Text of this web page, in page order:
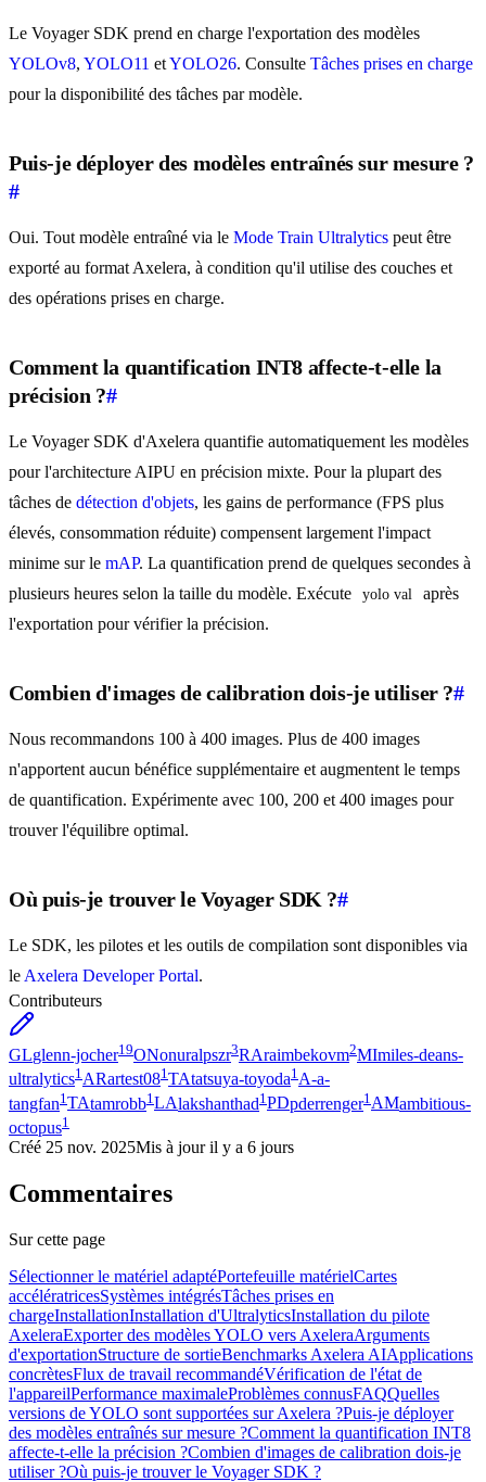
Le Voyager SDK prend en charge l'exportation des modèles
YOLOv8, YOLO11 etYOLO26. Consulte Tâches prises en charge
pour la disponibilité des tâches par modèle.
Puis-je déployer des modèles entraînés sur mesure ?
#
Oui. Tout modèle entraîné via le Mode Train Ultralytics peut être
exporté au format Axelera, à condition qu'il utilise des couches et
des opérations prises en charge.
Comment la quantification INT8 affecte-t-elle la
précision ?#
Le Voyager SDK d'Axelera quantifie automatiquement les modèles
pour l'architecture AIPU en précision mixte. Pour la plupart des
tâches de détection d'objets, les gains de performance (FPS plus
élevés, consommation réduite) compensent largement l'impact
minime sur le mAP. La quantification prend de quelques secondes à
plusieurs heures selon la taille du modèle. Exécute
yolo val
après
l'exportation pour vérifier la précision.
Combien d'images de calibration dois-je utiliser ?#
Nous recommandons 100 à 400 images. Plus de 400 images
n'apportent aucun bénéfice supplémentaire et augmentent le temps
de quantification. Expérimente avec 100, 200 et 400 images pour
trouver l'équilibre optimal.
Où puis-je trouver le Voyager SDK ?#
Le SDK, les pilotes et les outils de compilation sont disponibles via
le Axelera Developer Portal.
Contributeurs
GLglenn-jocher19ONonuralpszr3RAraimbekovm2MImiles-deans-
ultralytics1ARartest081TAtatsuya-toyoda1A-a-
tangfan1 TAtamrobb1 LAlakshanthad1 PDpderrenger1 AMambitious-
octopus1
Créé 25 nov. 2025Mis à jour il y a 6 jours
Commentaires
Sur cette page
Sélectionner le matériel adaptéPortefeuille matérielCartes
accélératricesSystèmes intégrésTâches prises en
chargeInstallationInstallation d'UltralyticsInstallation du pilote
AxeleraExporter des modèles YOLO vers AxeleraArguments
d'exportationStructure de sortieBenchmarks Axelera AIApplications
concrètesFlux de travail recommandéVérification de l'état de
l'appareilPerformance maximaleProblèmes connusFAQQuelles
versions de YOLO sont supportées sur Axelera ?Puis-je déployer
des modèles entraînés sur mesure ?Comment la quantification INT8
affecte-t-elle la précision ?Combien d'images de calibration dois-je
utiliser ?Où puis-je trouver le Voyager SDK ?